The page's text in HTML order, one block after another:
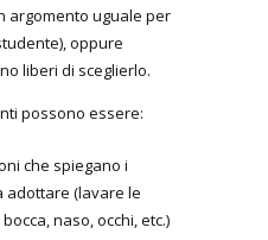
argomento uguale per
oppure
liberi di sceglierlo.
possono essere:
che spiegano i
adottare (lavare le
naso, occhi, etc.)